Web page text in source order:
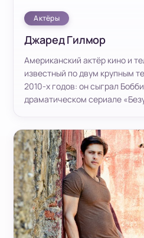
Актёры
Джаред Гилмор
Американский актёр кино и
известный по двум крупным
2010-х годов: он сыграл
драматическом сериале